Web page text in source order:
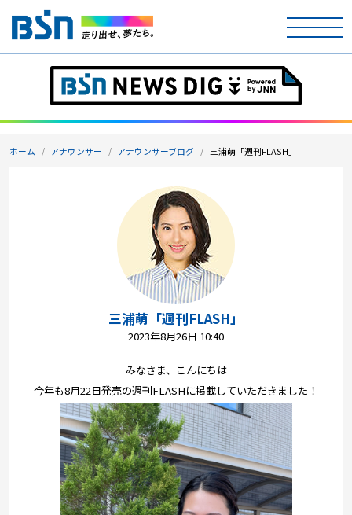
ホーム
テレビ
ラジオ
アナウンサー
イベント
ニュース
コンテンツ・アプリ
キッズ ケンジュ 愛の募金
Well-being 防災・減災
ショッピング
ホーム アナウンサー アナウンサーブログ 三浦萌「週刊FLASH」
三浦萌「週刊FLASH」
2023年8月26日 10:40
みなさま、こんにちは
今年も8月22日発売の週刊FLASHに掲載していただきました！